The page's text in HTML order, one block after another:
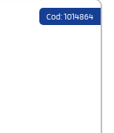
Cod: 1014864